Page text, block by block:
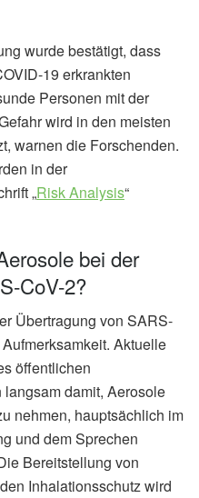
wurde bestätigt, dass
19 erkrankten
Personen mit der
wird in den meisten
warnen die Forschenden.
in der
„Risk Analysis“
bei der
CoV-2?
Übertragung von SARS-
Aktuelle
öffentlichen
damit, Aerosole
nehmen, hauptsächlich im
und dem Sprechen
Bereitstellung von
Inhalationsschutz wird